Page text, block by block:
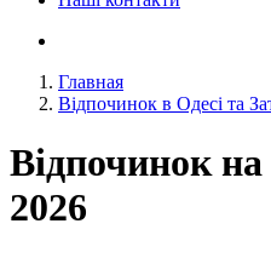
Главная
Відпочинок в Одесі та
Відпочинок
2026